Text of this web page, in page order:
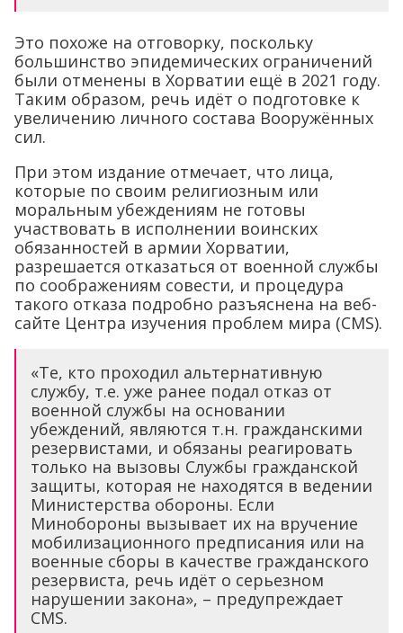
Это похоже на отговорку, поскольку
большинство эпидемических ограничений
были отменены в Хорватии ещё в 2021 году.
Таким образом, речь идёт о подготовке к
увеличению личного состава Вооружённых
сил.
При этом издание отмечает, что лица,
которые по своим религиозным или
моральным убеждениям не готовы
участвовать в исполнении воинских
обязанностей в армии Хорватии,
разрешается отказаться от военной службы
по соображениям совести, и процедура
такого отказа подробно разъяснена на веб-
сайте Центра изучения проблем мира (CMS).
«Те, кто проходил альтернативную
службу, т.е. уже ранее подал отказ от
военной службы на основании
убеждений, являются т.н. гражданскими
резервистами, и обязаны реагировать
только на вызовы Службы гражданской
защиты, которая не находятся в ведении
Министерства обороны. Если
Минобороны вызывает их на вручение
мобилизационного предписания или на
военные сборы в качестве гражданского
резервиста, речь идёт о серьезном
нарушении закона», – предупреждает
CMS.